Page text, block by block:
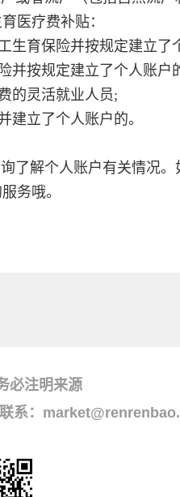
医疗费补贴：
生育保险并按规定建立了
并按规定建立了个人账户
的灵活就业人员;
建立了个人账户的。
了解个人账户有关情况。
务哦。
必注明来源
系：